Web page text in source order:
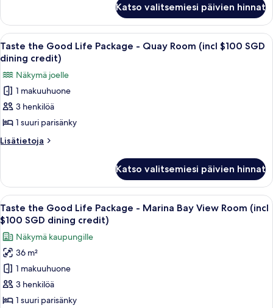
(incl
$100
SGD
dining
credit)
kuvat
Good
Life
Package
-
Esplanade
Room
(incl
$100
SGD
dining
Katso valitsemiesi päivien hinnat
Avaa
kaikki
huonetyypin
Taste
the
Good
Life
Package
Room
(incl
$100
SGD
dining
credit)
kuvat
Hotellihuone, jossa on sänky, sohva,
7
Taste the Good Life Package - Quay Room (incl $100 SGD
dining credit)
Näkymä joelle
1 makuuhuone
3 henkilöä
1 suuri parisänky
Lisätietoja
Lisätietoja
Good
Life
Package
-
Quay
Room
(incl
$100
SGD
dining
Katso valitsemiesi päivien hinnat
Avaa
kaikki
huonetyypin
Taste
the
Good
Life
Package
Hotellihuone, jossa on suuri sänky,
8
Taste the Good Life Package - Marina Bay View Room (incl
$100 SGD dining credit)
Näkymä kaupungille
36 m²
1 makuuhuone
3 henkilöä
1 suuri parisänky